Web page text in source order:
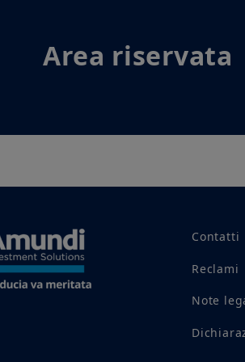
Area riservata
Contatti
Reclami
Note